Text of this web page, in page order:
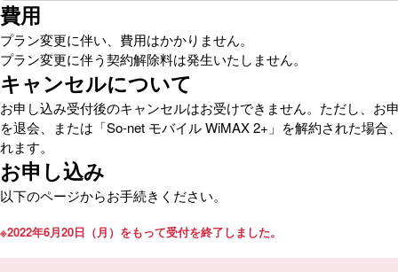
費用
プラン変更に伴い、費用はかかりません。
プラン変更に伴う契約解除料は発生いたしません。
キャンセルについて
お申し込み受付後のキャンセルはお受けできません。ただし、お
を退会、または「So-net モバイル WiMAX 2+」を解約された場
れます。
お申し込み
以下のページからお手続きください。
※2022年6月20日（月）をもって受付を終了しました。